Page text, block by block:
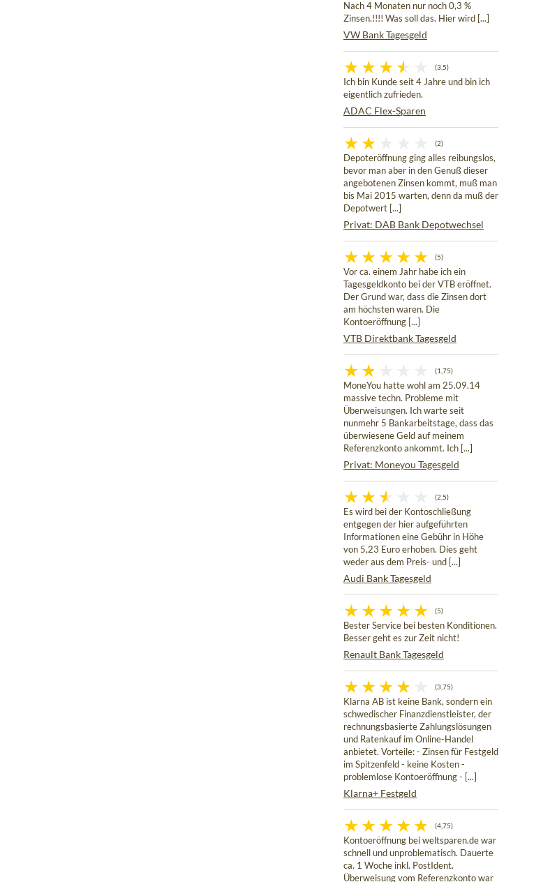
Nach 4 Monaten nur noch 0,3 %
Zinsen.!!!! Was soll das. Hier wird [...]
VW Bank Tagesgeld
(3,5)
Ich bin Kunde seit 4 Jahre und bin ich
eigentlich zufrieden.
ADAC Flex-Sparen
(2)
Depoteröffnung ging alles reibungslos,
bevor man aber in den Genuß dieser
angebotenen Zinsen kommt, muß man
bis Mai 2015 warten, denn da muß der
Depotwert [...]
Privat: DAB Bank Depotwechsel
(5)
Vor ca. einem Jahr habe ich ein
Tagesgeldkonto bei der VTB eröffnet.
Der Grund war, dass die Zinsen dort
am höchsten waren. Die
Kontoeröffnung [...]
VTB Direktbank Tagesgeld
(1,75)
MoneYou hatte wohl am 25.09.14
massive techn. Probleme mit
Überweisungen. Ich warte seit
nunmehr 5 Bankarbeitstage, dass das
überwiesene Geld auf meinem
Referenzkonto ankommt. Ich [...]
Privat: Moneyou Tagesgeld
(2,5)
Es wird bei der Kontoschließung
entgegen der hier aufgeführten
Informationen eine Gebühr in Höhe
von 5,23 Euro erhoben. Dies geht
weder aus dem Preis- und [...]
Audi Bank Tagesgeld
(5)
Bester Service bei besten Konditionen.
Besser geht es zur Zeit nicht!
Renault Bank Tagesgeld
(3,75)
Klarna AB ist keine Bank, sondern ein
schwedischer Finanzdienstleister, der
rechnungsbasierte Zahlungslösungen
und Ratenkauf im Online-Handel
anbietet. Vorteile: - Zinsen für Festgeld
im Spitzenfeld - keine Kosten -
problemlose Kontoeröffnung - [...]
Klarna+ Festgeld
(4,75)
Kontoeröffnung bei weltsparen.de war
schnell und unproblematisch. Dauerte
ca. 1 Woche inkl. PostIdent.
Überweisung vom Referenzkonto war